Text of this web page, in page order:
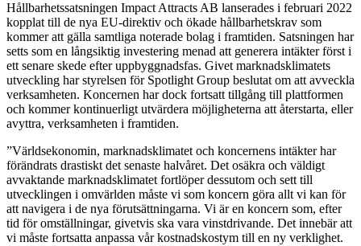
Hållbarhetssatsningen Impact Attracts AB lanserades i februari 2022
kopplat till de nya EU-direktiv och ökade hållbarhetskrav som
kommer att gälla samtliga noterade bolag i framtiden. Satsningen har
setts som en långsiktig investering menad att generera intäkter först i
ett senare skede efter uppbyggnadsfas. Givet marknadsklimatets
utveckling har styrelsen för Spotlight Group beslutat om att avveckla
verksamheten. Koncernen har dock fortsatt tillgång till plattformen
och kommer kontinuerligt utvärdera möjligheterna att återstarta, eller
avyttra, verksamheten i framtiden.
”Världsekonomin, marknadsklimatet och koncernens intäkter har
förändrats drastiskt det senaste halvåret. Det osäkra och väldigt
avvaktande marknadsklimatet fortlöper dessutom och sett till
utvecklingen i omvärlden måste vi som koncern göra allt vi kan för
att navigera i de nya förutsättningarna. Vi är en koncern som, efter
tid för omställningar, givetvis ska vara vinstdrivande. Det innebär att
vi måste fortsatta anpassa vår kostnadskostym till en ny verklighet.